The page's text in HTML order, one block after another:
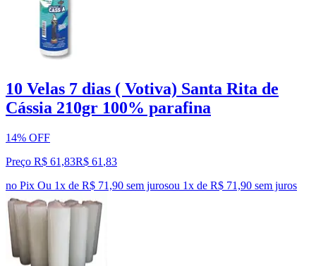
10 Velas 7 dias ( Votiva) Santa Rita de
Cássia 210gr 100% parafina
14% OFF
Preço R$ 61,83R$ 61 ,83
no Pix Ou 1x de R$ 71,90 sem jurosou 1x de R$ 71,90 sem juros